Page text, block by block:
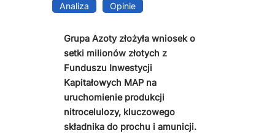
Analiza
Opinie
Grupa Azoty złożyła wniosek o
setki milionów złotych z
Funduszu Inwestycji
Kapitałowych MAP na
uruchomienie produkcji
nitrocelulozy, kluczowego
składnika do prochu i amunicji.